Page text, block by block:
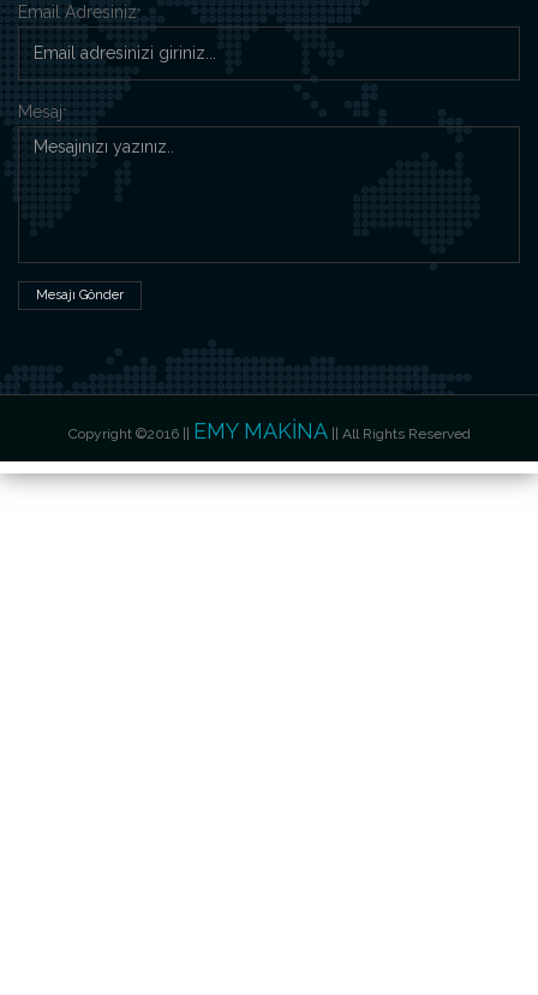
Email Adresiniz*
Mesaj*
Copyright ©2016 || EMY MAKİNA|| All Rights Reserved